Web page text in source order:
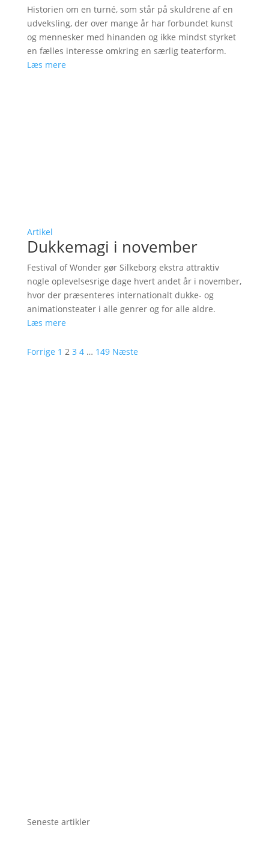
Historien om en turné, som står på skuldrene af en
udveksling, der over mange år har forbundet kunst
og mennesker med hinanden og ikke mindst styrket
en fælles interesse omkring en særlig teaterform.
Læs mere
Artikel
Dukkemagi i november
Festival of Wonder gør Silkeborg ekstra attraktiv
nogle oplevelsesrige dage hvert andet år i november,
hvor der præsenteres internationalt dukke- og
animationsteater i alle genrer og for alle aldre.
Læs mere
Forrige 1 2 3 4 … 149 Næste
Seneste artikler